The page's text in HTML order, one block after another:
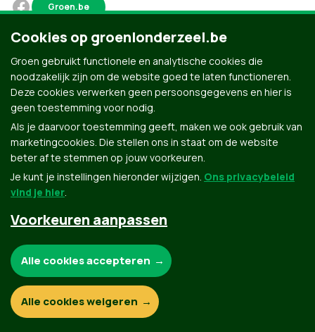
Groen.be
© Copyright Groen 2026 | Gemaakt metNationBuilder| Gebouwd doorTectonica
Contact Privacybeleid
Cookies op groenlonderzeel.be
Groen gebruikt functionele en analytische cookies die
noodzakelijk zijn om de website goed te laten functioneren.
Deze cookies verwerken geen persoonsgegevens en hier is
geen toestemming voor nodig.
Als je daarvoor toestemming geeft, maken we ook gebruik van
marketingcookies. Die stellen ons in staat om de website
beter af te stemmen op jouw voorkeuren.
Je kunt je instellingen hieronder wijzigen. Ons privacybeleid
vind je hier.
Voorkeuren aanpassen
Functionele en analytische cookies:
Alle cookies accepteren
Alle cookies weigeren